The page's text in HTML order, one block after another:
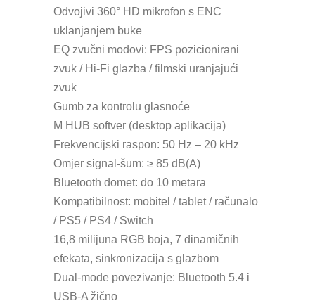
Odvojivi 360° HD mikrofon s ENC
uklanjanjem buke
EQ zvučni modovi: FPS pozicionirani
zvuk / Hi-Fi glazba / filmski uranjajući
zvuk
Gumb za kontrolu glasnoće
M HUB softver (desktop aplikacija)
Frekvencijski raspon: 50 Hz – 20 kHz
Omjer signal-šum: ≥ 85 dB(A)
Bluetooth domet: do 10 metara
Kompatibilnost: mobitel / tablet / računalo
/ PS5 / PS4 / Switch
16,8 milijuna RGB boja, 7 dinamičnih
efekata, sinkronizacija s glazbom
Dual-mode povezivanje: Bluetooth 5.4 i
USB-A žično